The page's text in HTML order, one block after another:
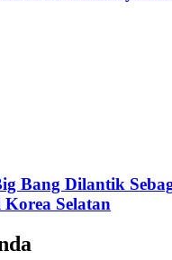
Bang Dilantik
Selatan